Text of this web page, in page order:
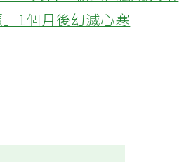
：失智、糖尿病風險大增
1個月後幻滅心寒